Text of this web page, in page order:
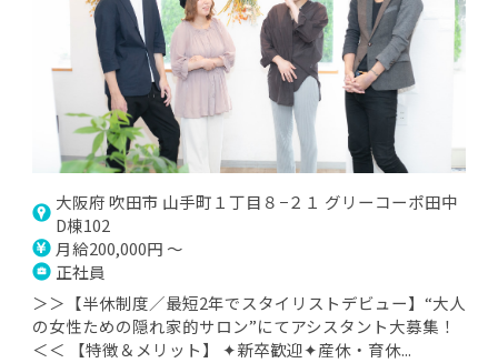
大阪府 吹田市 山手町１丁目８−２１ グリーコーポ田中
D棟102
月給200,000円 ～
正社員
＞＞【半休制度／最短2年でスタイリストデビュー】“大人
の女性ための隠れ家的サロン”にてアシスタント大募集！
＜＜ 【特徴＆メリット】 ✦新卒歓迎✦産休・育休...